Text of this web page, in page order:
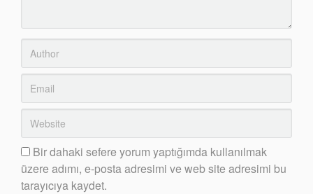
Bir dahaki sefere yorum yaptığımda kullanılmak
üzere adımı, e-posta adresimi ve web site adresimi bu
tarayıcıya kaydet.